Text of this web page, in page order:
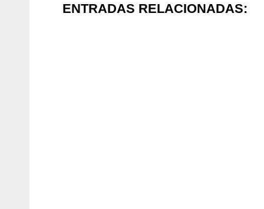
ENTRADAS RELACIONADAS: